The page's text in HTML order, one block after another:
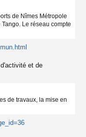
de Nîmes Métropole
Le réseau compte
et de
de travaux, la mise en